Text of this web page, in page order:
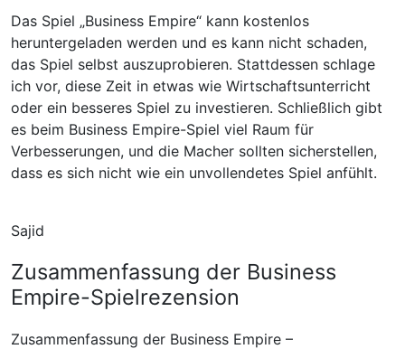
Das Spiel „Business Empire“ kann kostenlos
heruntergeladen werden und es kann nicht schaden,
das Spiel selbst auszuprobieren. Stattdessen schlage
ich vor, diese Zeit in etwas wie Wirtschaftsunterricht
oder ein besseres Spiel zu investieren. Schließlich gibt
es beim Business Empire-Spiel viel Raum für
Verbesserungen, und die Macher sollten sicherstellen,
dass es sich nicht wie ein unvollendetes Spiel anfühlt.
Sajid
Zusammenfassung der Business
Empire-Spielrezension
Zusammenfassung der Business Empire –